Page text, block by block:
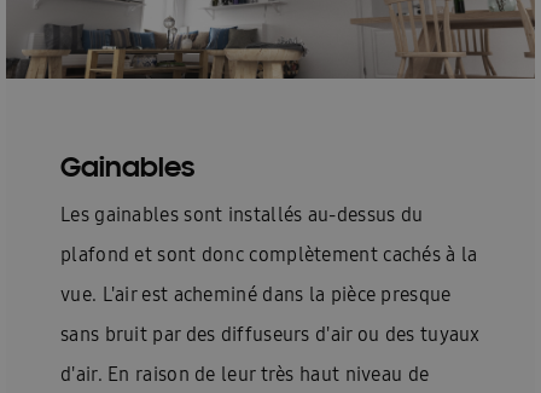
Gainables
Les gainables sont installés au-dessus du
plafond et sont donc complètement cachés à la
vue. L'air est acheminé dans la pièce presque
sans bruit par des diffuseurs d'air ou des tuyaux
d'air. En raison de leur très haut niveau de